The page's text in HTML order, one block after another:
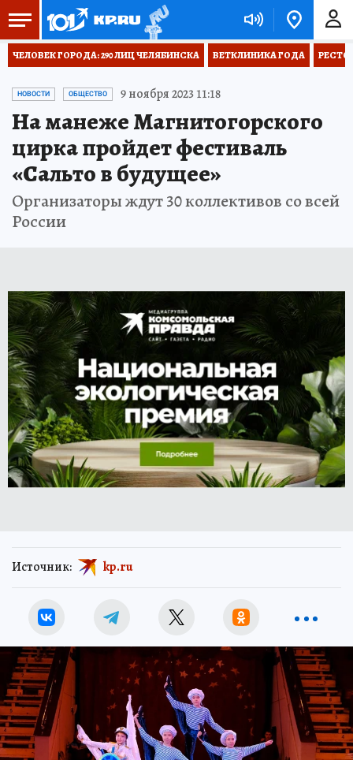
ЧЕЛОВЕК ГОРОДА: 290 ЛИЦ ЧЕЛЯБИНСКА ВЕТКЛИНИКА ГОДА
НОВОСТИ ОБЩЕСТВО 9 ноября 2023 11:18
На манеже Магнитогорского
цирка пройдет фестиваль
«Сальто в будущее»
Организаторы ждут 30 коллективов со всей
России
Источник: kp.ru